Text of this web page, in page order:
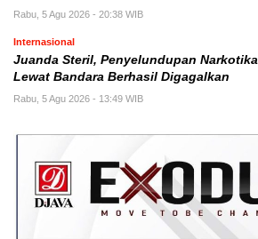
Rabu, 5 Agu 2026 - 20:38 WIB
Internasional
Juanda Steril, Penyelundupan Narkotika
Lewat Bandara Berhasil Digagalkan
Rabu, 5 Agu 2026 - 13:49 WIB